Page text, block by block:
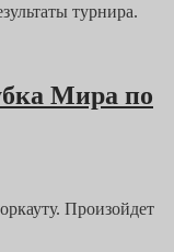
турнира.
Мира по
Произойдет